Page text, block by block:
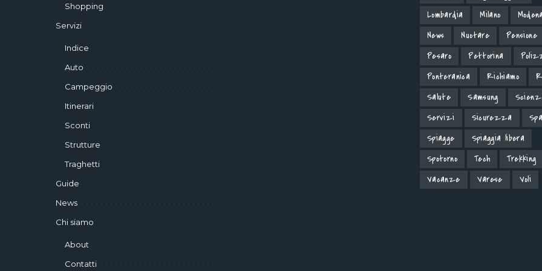
Shopping
Servizi
Indice
Auto
Campeggio
Itinerari
Sconti
Strutture
Traghetti
Guide
News
Chi siamo
About
Contatti
Lombardia
Milano
Modena
News
Nuotare
Pensione
Pesaro
Pettorina
Ponteranica
Richiamo
Salute
Samsung
Servizi
Sicurezza
Spiagge
Spiaggia libera
Spotorno
Tech
Trekking
Vacanze
Varese Voli